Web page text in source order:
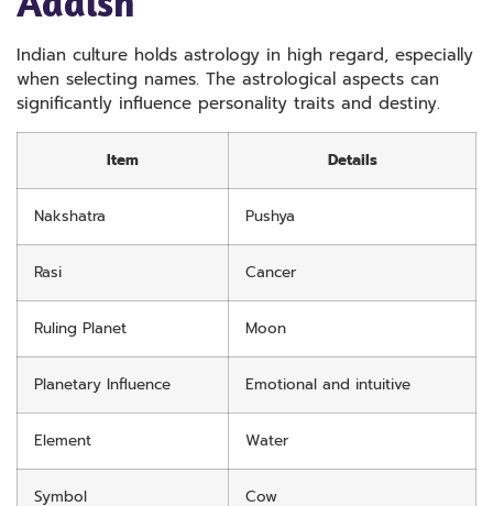
Indian culture holds astrology in high regard, especially
when selecting names. The astrological aspects can
significantly influence personality traits and destiny.
Item Details
Nakshatra Pushya
Rasi Cancer
Ruling Planet Moon
Planetary Influence Emotional and intuitive
Element Water
Symbol Cow